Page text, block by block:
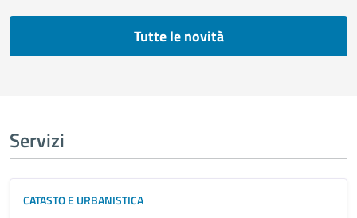
Tutte le novità
Servizi
CATASTO E URBANISTICA